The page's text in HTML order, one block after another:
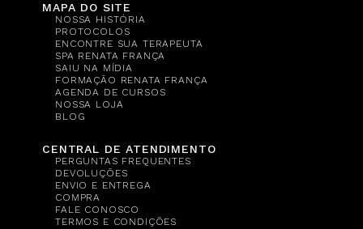
MAPA DO SITE
NOSSA HISTÓRIA
PROTOCOLOS
ENCONTRE SUA TERAPEUTA
SPA RENATA FRANÇA
SAIU NA MÍDIA
FORMAÇÃO RENATA FRANÇA
AGENDA DE CURSOS
NOSSA LOJA
BLOG
CENTRAL DE ATENDIMENTO
PERGUNTAS FREQUENTES
DEVOLUÇÕES
ENVIO E ENTREGA
COMPRA
FALE CONOSCO
TERMOS E CONDIÇÕES